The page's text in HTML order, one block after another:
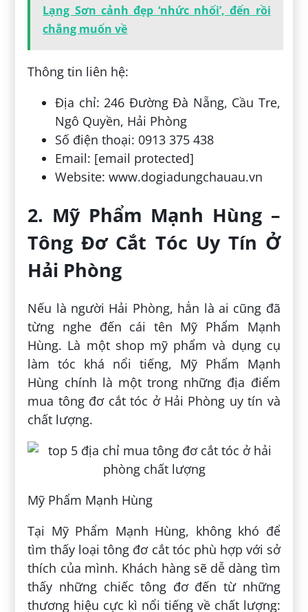
Lạng Sơn cảnh đẹp ‘nhức nhối’, đến rồi
chẳng muốn về
Thông tin liên hệ:
Địa chỉ: 246 Đường Đà Nẵng, Cầu Tre,
Ngô Quyền, Hải Phòng
Số điện thoại: 0913 375 438
Email: [email protected]
Website: www.dogiadungchauau.vn
2. Mỹ Phẩm Mạnh Hùng –
Tông Đơ Cắt Tóc Uy Tín Ở
Hải Phòng
Nếu là người Hải Phòng, hẳn là ai cũng đã
từng nghe đến cái tên Mỹ Phẩm Mạnh
Hùng. Là một shop mỹ phẩm và dụng cụ
làm tóc khá nổi tiếng, Mỹ Phẩm Mạnh
Hùng chính là một trong những địa điểm
mua tông đơ cắt tóc ở Hải Phòng uy tín và
chất lượng.
Mỹ Phẩm Mạnh Hùng
Tại Mỹ Phẩm Mạnh Hùng, không khó để
tìm thấy loại tông đơ cắt tóc phù hợp với sở
thích của mình. Khách hàng sẽ dễ dàng tìm
thấy những chiếc tông đơ đến từ những
thương hiệu cực kì nổi tiếng về chất lượng: